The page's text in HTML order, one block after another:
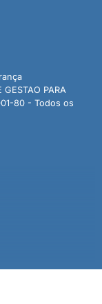
PARA
80 - Todos os